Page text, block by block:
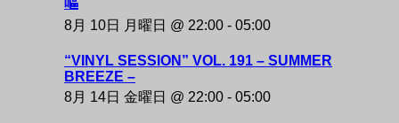
8月 10日 月曜日 @ 22:00 - 05:00
“VINYL SESSION” VOL. 191 – SUMMER
BREEZE –
8月 14日 金曜日 @ 22:00 - 05:00